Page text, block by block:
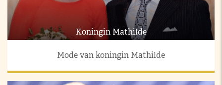
Koningin Mathilde
Mode van koningin Mathilde